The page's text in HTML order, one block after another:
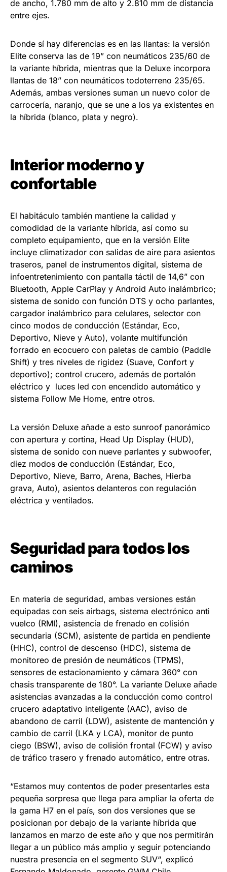
de ancho, 1.780 mm de alto y 2.810 mm de distancia
entre ejes.
Donde sí hay diferencias es en las llantas: la versión
Elite conserva las de 19” con neumáticos 235/60 de
la variante híbrida, mientras que la Deluxe incorpora
llantas de 18” con neumáticos todoterreno 235/65.
Además, ambas versiones suman un nuevo color de
carrocería, naranjo, que se une a los ya existentes en
la híbrida (blanco, plata y negro).
Interior moderno y
confortable
El habitáculo también mantiene la calidad y
comodidad de la variante híbrida, así como su
completo equipamiento, que en la versión Elite
incluye climatizador con salidas de aire para asientos
traseros, panel de instrumentos digital, sistema de
infoentretenimiento con pantalla táctil de 14,6” con
Bluetooth, Apple CarPlay y Android Auto inalámbrico;
sistema de sonido con función DTS y ocho parlantes,
cargador inalámbrico para celulares, selector con
cinco modos de conducción (Estándar, Eco,
Deportivo, Nieve y Auto), volante multifunción
forrado en ecocuero con paletas de cambio (Paddle
Shift) y tres niveles de rigidez (Suave, Confort y
deportivo); control crucero, además de portalón
eléctrico y luces led con encendido automático y
sistema Follow Me Home, entre otros.
La versión Deluxe añade a esto sunroof panorámico
con apertura y cortina, Head Up Display (HUD),
sistema de sonido con nueve parlantes y subwoofer,
diez modos de conducción (Estándar, Eco,
Deportivo, Nieve, Barro, Arena, Baches, Hierba
grava, Auto), asientos delanteros con regulación
eléctrica y ventilados.
Seguridad para todos los
caminos
En materia de seguridad, ambas versiones están
equipadas con seis airbags, sistema electrónico anti
vuelco (RMI), asistencia de frenado en colisión
secundaria (SCM), asistente de partida en pendiente
(HHC), control de descenso (HDC), sistema de
monitoreo de presión de neumáticos (TPMS),
sensores de estacionamiento y cámara 360° con
chasis transparente de 180°. La variante Deluxe añade
asistencias avanzadas a la conducción como control
crucero adaptativo inteligente (AAC), aviso de
abandono de carril (LDW), asistente de mantención y
cambio de carril (LKA y LCA), monitor de punto
ciego (BSW), aviso de colisión frontal (FCW) y aviso
de tráfico trasero y frenado automático, entre otras.
“Estamos muy contentos de poder presentarles esta
pequeña sorpresa que llega para ampliar la oferta de
la gama H7 en el país, son dos versiones que se
posicionan por debajo de la variante híbrida que
lanzamos en marzo de este año y que nos permitirán
llegar a un público más amplio y seguir potenciando
nuestra presencia en el segmento SUV“, explicó